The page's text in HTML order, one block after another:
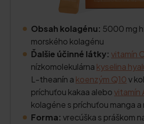
Obsah kolagénu: 5000 mg
morského kolagénu
Ďalšie účinné látky: vitamín C
nízkomolekulárna kyselina
L-theanín a koenzým Q10v
príchuťou kakaa alebovitamín
kolagéne s príchuťou manga a
Forma: vrecúška s práškom